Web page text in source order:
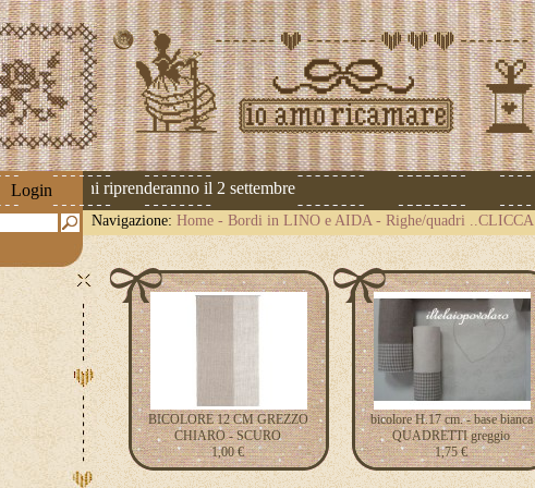
Loginriprenderanno il 2 settembre
Navigazione: Home - Bordi in LINO e AIDA- Righe/quadri ..CLICCA
BICOLORE 12 CM GREZZO
CHIARO - SCURO
1,00 €
bicolore H.17 cm. - base bianca
QUADRETTI greggio
1,75 €